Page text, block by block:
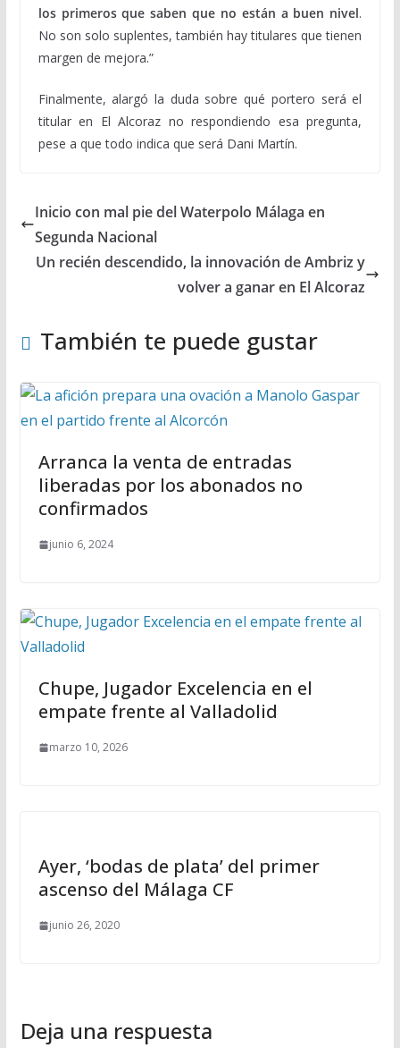
los primeros que saben que no están a buen nivel.
No son solo suplentes, también hay titulares que tienen
margen de mejora.”
Finalmente, alargó la duda sobre qué portero será el
titular en El Alcoraz no respondiendo esa pregunta,
pese a que todo indica que será Dani Martín.
Inicio con mal pie del Waterpolo Málaga en
Segunda Nacional
Un recién descendido, la innovación de Ambriz y
volver a ganar en El Alcoraz
También te puede gustar
Arranca la venta de entradas
liberadas por los abonados no
confirmados
junio 6, 2024
Chupe, Jugador Excelencia en el
empate frente al Valladolid
marzo 10, 2026
Ayer, ‘bodas de plata’ del primer
ascenso del Málaga CF
junio 26, 2020
Deja una respuesta